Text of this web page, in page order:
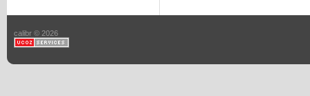
calibr © 2026